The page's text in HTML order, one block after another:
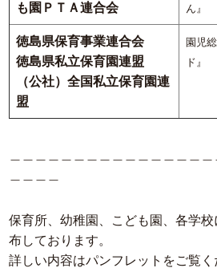
も園ＰＴＡ連合会
ん』
徳島県保育事業連合会
徳島県私立保育園連盟
（公社）全国私立保育園連
盟
園児
ド』
保育所、幼稚園、こども園、各学
布しております。
詳しい内容はパンフレットをご覧く